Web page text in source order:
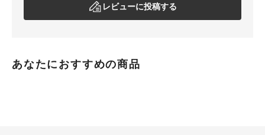
レビューに投稿する
あなたにおすすめの商品